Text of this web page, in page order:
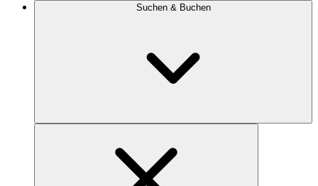
Suchen & Buchen